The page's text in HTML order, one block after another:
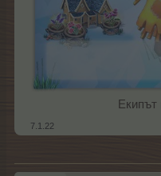
7.1.22